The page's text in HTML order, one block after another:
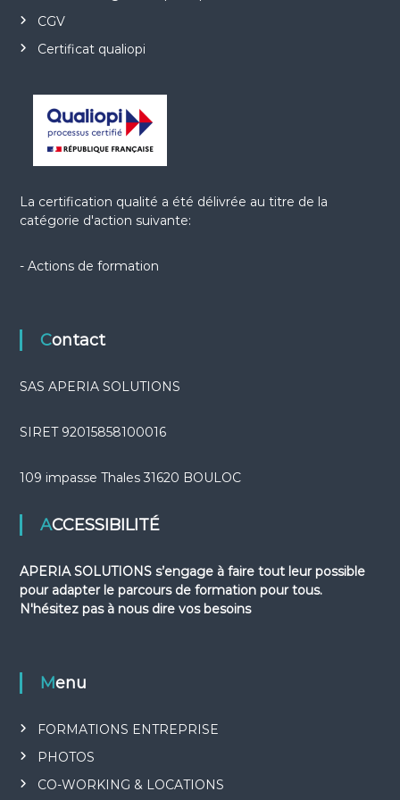
CGV
Certificat qualiopi
La certification qualité a été délivrée au titre de la
catégorie d'action suivante:
- Actions de formation
Contact
SAS APERIA SOLUTIONS
SIRET 92015858100016
109 impasse Thales 31620 BOULOC
ACCESSIBILITÉ
APERIA SOLUTIONS s’engage à faire tout leur possible
pour adapter le parcours de formation pour tous.
N'hésitez pas à nous dire vos besoins
Menu
FORMATIONS ENTREPRISE
PHOTOS
CO-WORKING & LOCATIONS